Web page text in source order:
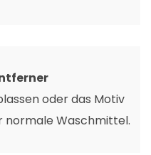
oder das Motiv
normale Waschmittel.